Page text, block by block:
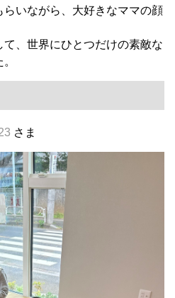
らいながら、大好きなママの顔
、世界にひとつだけの素敵な
さま